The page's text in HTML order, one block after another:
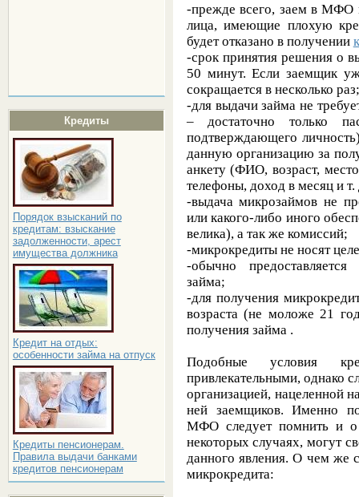
Кредиты
Порядок взысканий по
кредитам: взыскание
задолженности, арест
имущества должника
Кредит на отдых:
особенности займа на отпуск
Кредиты пенсионерам.
Правила выдачи банками
кредитов пенсионерам
-прежде всего, заем в МФО
лица, имеющие плохую
будет отказано в получении
-срок принятия решения о
50 минут. Если заемщик
сокращается в несколько раз;
-для выдачи займа не
– достаточно только
подтверждающего
данную организацию за
анкету (ФИО, возраст,
телефоны, доход в месяц и т.
-выдача микрозаймов не
или какого-либо иного
велика), а так же комиссий;
-микрокредиты не носят
-обычно
займа;
-для получения
возраста (не моложе 21
получения займа .
Подобные условия
привлекательными, однако
организацией, нацеленной
ней заемщиков. Именно
МФО следует помнить и
некоторых случаях, могут
данного явления. О чем же
микрокредита: